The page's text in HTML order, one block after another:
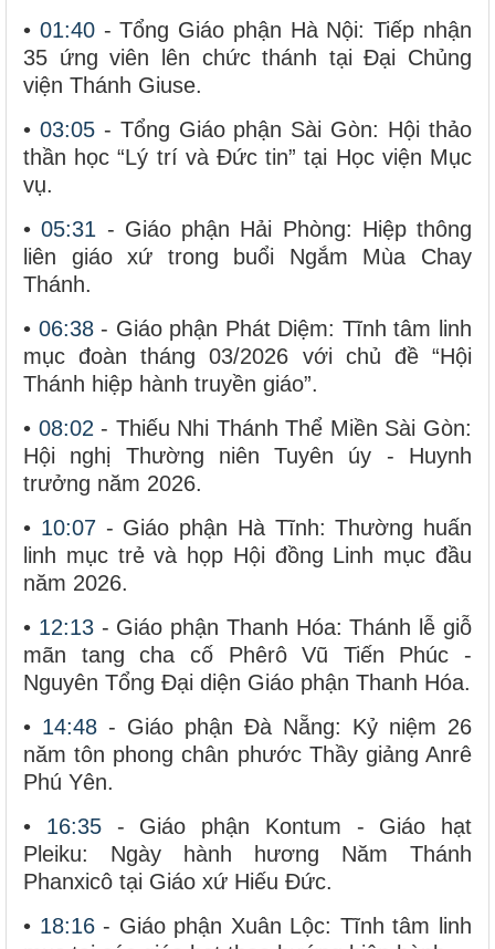
• 01:40- Tổng Giáo phận Hà Nội: Tiếp nhận
35 ứng viên lên chức thánh tại Đại Chủng
viện Thánh Giuse.
• 03:05- Tổng Giáo phận Sài Gòn: Hội thảo
thần học “Lý trí và Đức tin” tại Học viện Mục
vụ.
•05:31 - Giáo phận Hải Phòng: Hiệp thông
liên giáo xứ trong buổi Ngắm Mùa Chay
Thánh.
• 06:38- Giáo phận Phát Diệm: Tĩnh tâm linh
mục đoàn tháng 03/2026 với chủ đề “Hội
Thánh hiệp hành truyền giáo”.
• 08:02 - Thiếu Nhi Thánh Thể Miền Sài Gòn:
Hội nghị Thường niên Tuyên úy - Huynh
trưởng năm 2026.
• 10:07- Giáo phận Hà Tĩnh: Thường huấn
linh mục trẻ và họp Hội đồng Linh mục đầu
năm 2026.
• 12:13- Giáo phận Thanh Hóa: Thánh lễ giỗ
mãn tang cha cố Phêrô Vũ Tiến Phúc -
Nguyên Tổng Đại diện Giáo phận Thanh Hóa.
• 14:48 - Giáo phận Đà Nẵng: Kỷ niệm 26
năm tôn phong chân phước Thầy giảng Anrê
Phú Yên.
• 16:35- Giáo phận Kontum - Giáo hạt
Pleiku: Ngày hành hương Năm Thánh
Phanxicô tại Giáo xứ Hiếu Đức.
• 18:16- Giáo phận Xuân Lộc: Tĩnh tâm linh